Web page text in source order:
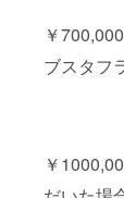
￥
ブスタフ
￥